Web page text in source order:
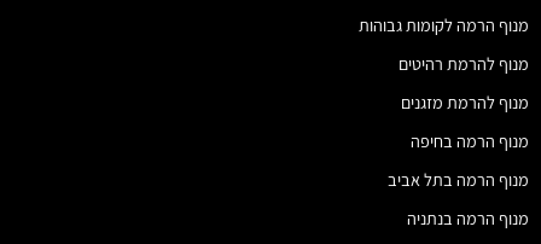
מנוף הרמה לקומות גבוהות
מנוף להרמת רהיטים
מנוף להרמת מזגנים
מנוף הרמה בחיפה
מנוף הרמה בתל אביב
מנוף הרמה בנתניה